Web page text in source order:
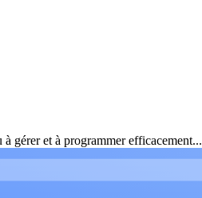
gérer et à programmer efficacement...